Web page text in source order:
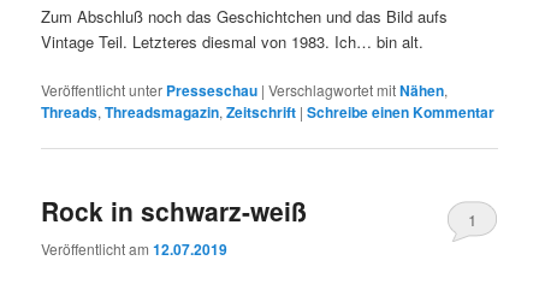
Zum Abschluß noch das Geschichtchen und das Bild aufs
Vintage Teil. Letzteres diesmal von 1983. Ich… bin alt.
Veröffentlicht unter Presseschau |Verschlagwortet mitNähen,
Threads,Threadsmagazin,Zeitschrift |Schreibe einen Kommentar
Rock in schwarz-weiß
Veröffentlicht am12.07.2019
1